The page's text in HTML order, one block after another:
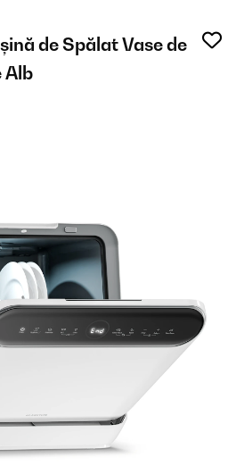
de Spălat Vase de
Alb